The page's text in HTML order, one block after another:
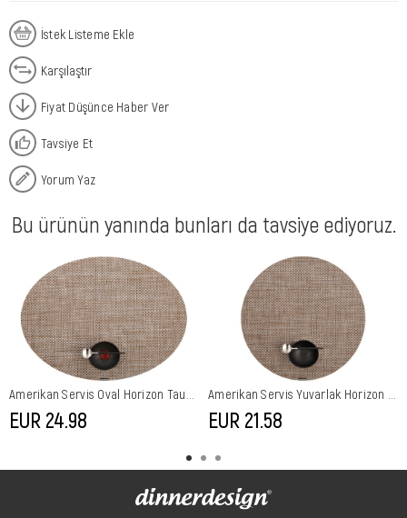
İstek Listeme Ekle
Karşılaştır
Fiyat Düşünce Haber Ver
Tavsiye Et
Yorum Yaz
Bu ürünün yanında bunları da tavsiye ediyoruz.
EUR 24,98 EUR 21,58